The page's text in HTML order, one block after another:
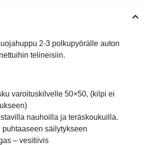
2-3 polkupyörälle auton
telineisiin.
varoituskilvelle 50×50, (kilpi ei
nauhoilla ja teräskoukuilla.
puhtaaseen säilytykseen
– vesitiivis